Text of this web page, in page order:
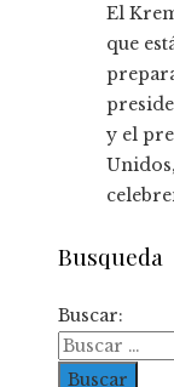
El
que
y el
Busqueda
Buscar: